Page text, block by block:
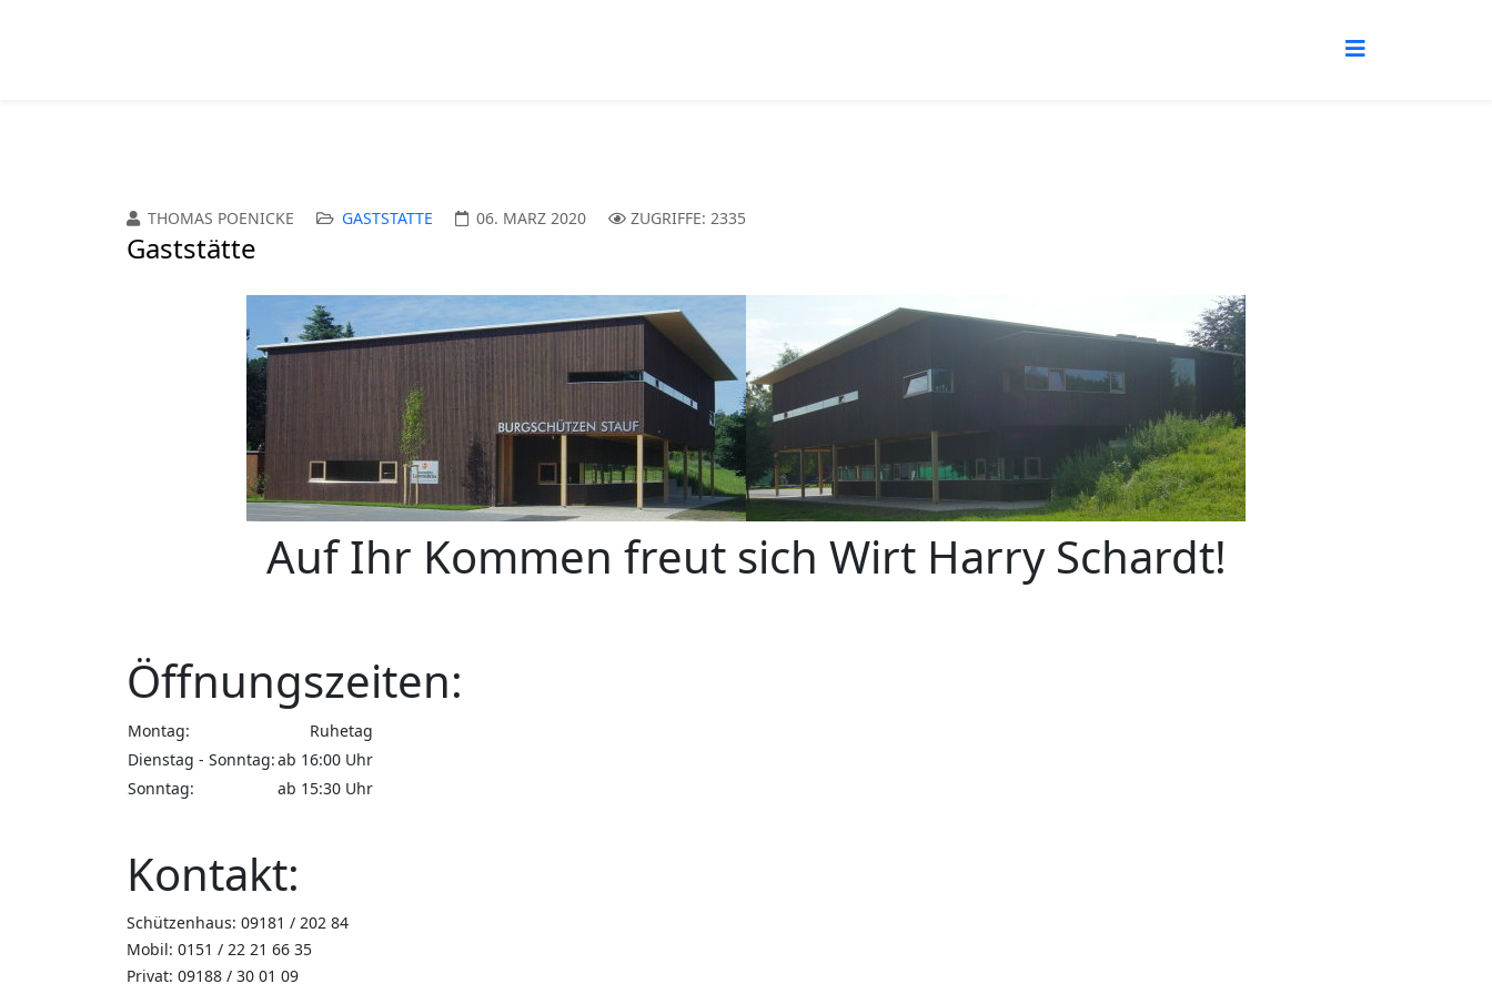
THOMAS POENICKE GASTSTÄTTE 06. MÄRZ 2020 ZUGRIFFE: 2335
Gaststätte
Auf Ihr Kommen freut sich Wirt Harry Schardt!
Öffnungszeiten:
Montag:
Ruhetag
Dienstag - Sonntag:ab 16:00 Uhr
Sonntag:
ab 15:30 Uhr
Kontakt:
Schützenhaus: 09181 / 202 84
Mobil: 0151 / 22 21 66 35
Privat: 09188 / 30 01 09